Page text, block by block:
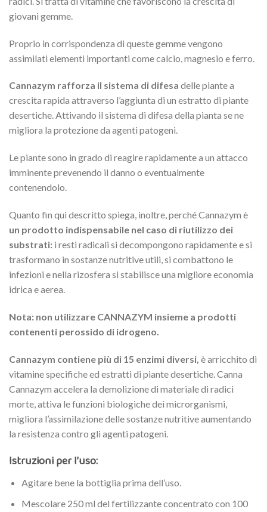
giovani gemme.
Proprio in corrispondenza di queste gemme vengono
assimilati elementi importanti come calcio, magnesio e ferro.
Cannazym rafforza il sistema di difesa delle piante a
crescita rapida attraverso l’aggiunta di un estratto di piante
desertiche. Attivando il sistema di difesa della pianta se ne
migliora la protezione da agenti patogeni.
Le piante sono in grado di reagire rapidamente a un attacco
imminente prevenendo il danno o eventualmente
contenendolo.
Quanto fin qui descritto spiega, inoltre, perché Cannazym è
un prodotto indispensabile nel caso di riutilizzo dei
substrati: i resti radicali si decompongono rapidamente e si
trasformano in sostanze nutritive utili, si combattono le
infezioni e nella rizosfera si stabilisce una migliore economia
idrica e aerea.
Nota: non utilizzare CANNAZYM insieme a prodotti
contenenti perossido di idrogeno.
Cannazym contiene più di 15 enzimi diversi, è arricchito di
vitamine specifiche ed estratti di piante desertiche. Canna
Cannazym accelera la demolizione di materiale di radici
morte, attiva le funzioni biologiche dei microrganismi,
migliora l’assimilazione delle sostanze nutritive aumentando
la resistenza contro gli agenti patogeni.
Istruzioni per l’uso:
Agitare bene la bottiglia prima dell’uso.
Mescolare 250 ml del fertilizzante concentrato con 100